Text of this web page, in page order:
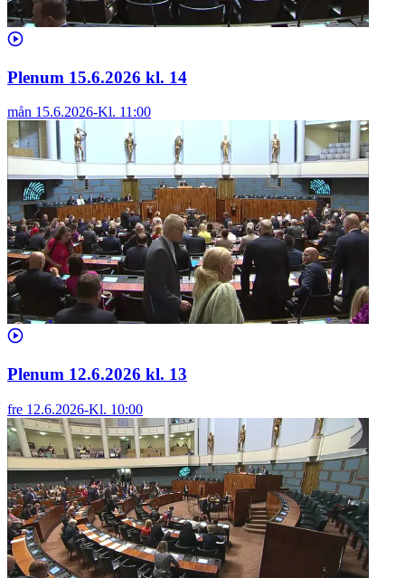
Plenum 15.6.2026 kl. 14
mån 15.6.2026-Kl. 11:00
Plenum 12.6.2026 kl. 13
fre 12.6.2026-Kl. 10:00